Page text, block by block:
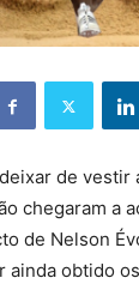
de vestir
chegaram a
de Nelson
ainda obtido